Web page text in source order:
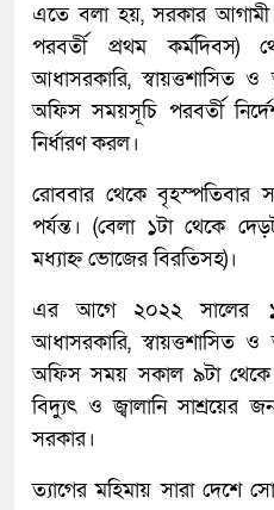
এতে বলা হয়, সরকার
পরবর্তী প্রথম কর্মদিবস)
আধাসরকারি, স্বায়ত্তশাসিত ও
অফিস সময়সূচি পরবর্তী
নির্ধারণ করল।
রোববার থেকে বৃহস্পতিবার
পর্যন্ত। (বেলা ১টা থেকে
মধ্যাহ্ন ভোজের বিরতিসহ)।
এর আগে ২০২২ সালের
আধাসরকারি, স্বায়ত্তশাসিত ও
অফিস সময় সকাল ৯টা থেকে
বিদ্যুৎ ও জ্বালানি সাশ্রয়ের
সরকার।
ত্যাগের মহিমায় সারা দেশে